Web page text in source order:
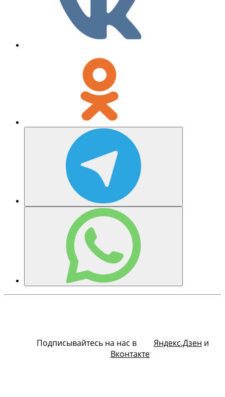
Подписывайтесь на нас в Яндекс.Дзен и
Вконтакте